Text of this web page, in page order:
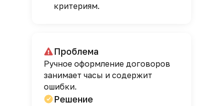
критериям.
Проблема
Ручное оформление договоров
занимает часы и содержит
ошибки.
Решение